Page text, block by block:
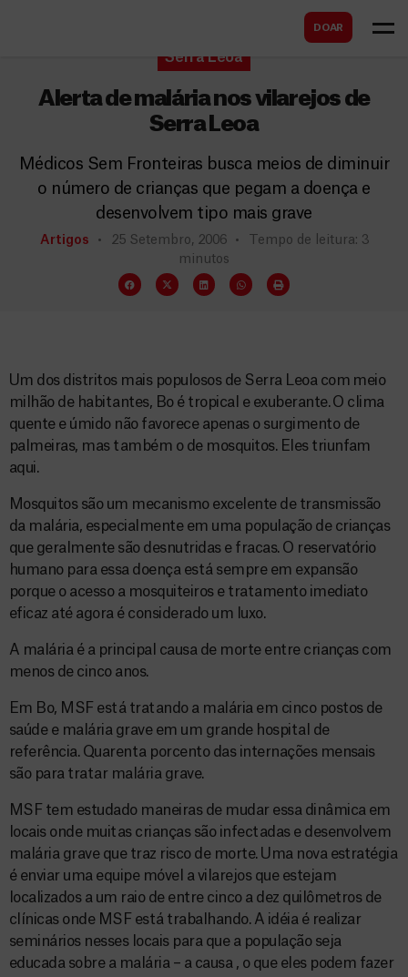
DOAR
r
Serra Leoa
Alerta de malária nos vilarejos de
Serra Leoa
Médicos Sem Fronteiras busca meios de diminuir
o número de crianças que pegam a doença e
desenvolvem tipo mais grave
Artigos 25 Setembro, 2006
Tempo de leitura: 3
minutos
Um dos distritos mais populosos de Serra Leoa com meio
milhão de habitantes, Bo é tropical e exuberante. O clima
quente e úmido não favorece apenas o surgimento de
palmeiras, mas também o de mosquitos. Eles triunfam
aqui.
Mosquitos são um mecanismo excelente de transmissão
da malária, especialmente em uma população de crianças
que geralmente são desnutridas e fracas. O reservatório
humano para essa doença está sempre em expansão
porque o acesso a mosquiteiros e tratamento imediato
eficaz até agora é considerado um luxo.
A malária é a principal causa de morte entre crianças com
menos de cinco anos.
Em Bo, MSF está tratando a malária em cinco postos de
saúde e malária grave em um grande hospital de
referência. Quarenta porcento das internações mensais
são para tratar malária grave.
MSF tem estudado maneiras de mudar essa dinâmica em
locais onde muitas crianças são infectadas e desenvolvem
malária grave que traz risco de morte. Uma nova estratégia
é enviar uma equipe móvel a vilarejos que estejam
localizados a um raio de entre cinco a dez quilômetros de
clínicas onde MSF está trabalhando. A idéia é realizar
seminários nesses locais para que a população seja
educada sobre a malária – a causa , o que eles podem fazer
s
c
a